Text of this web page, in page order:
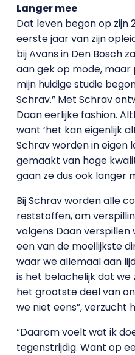
Langer mee
Dat leven begon op zijn
eerste jaar van zijn
bij Avans in Den Bosch
aan gek op mode,
mijn huidige studie
Schrav.” Met Schrav
Daan eerlijke fashion.
want ‘het kan eigenlijk
Schrav worden in eigen
gemaakt van hoge
gaan ze dus ook langer
Bij Schrav worden alle
reststoffen, om
volgens Daan verspillen
een van de moeilijkste
waar we allemaal aan
is het belachelijk dat
het grootste deel van
we niet eens”, verzucht
“Daarom voelt wat ik
tegenstrijdig. Want op